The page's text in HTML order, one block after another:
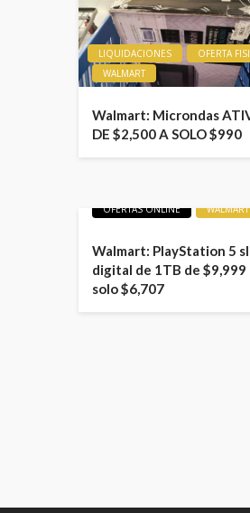
LIQUIDACIONES
OFERTA
WALMART
Walmart: Microndas
DE $2,500 A SOLO $990
OFERTAS ONLINE
WALMART
Walmart: PlayStation 5
digital de 1TB de $9,999
solo $6,707